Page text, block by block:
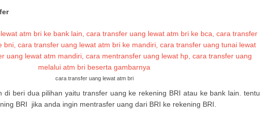
cara transfer uang lewat atm bri
di beri dua pilihan yaitu transfer uang ke rekening BRI atau ke bank lain. tentu
BRI jika anda ingin mentrasfer uang dari BRI ke rekening BRI.